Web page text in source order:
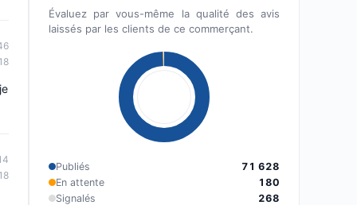
Évaluez par vous-même la qualité des avis
laissés par les clients de ce commerçant.
Publiés
71 628
En attente
180
Signalés
268